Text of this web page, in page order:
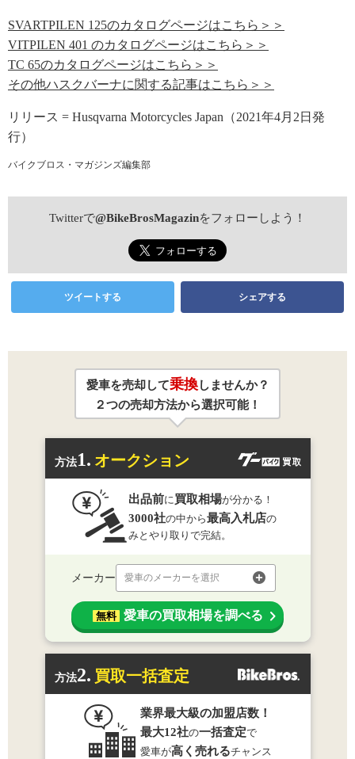
SVARTPILEN 125のカタログページはこちら＞＞
VITPILEN 401 のカタログページはこちら＞＞
TC 65のカタログページはこちら＞＞
その他ハスクバーナに関する記事はこちら＞＞
リリース = Husqvarna Motorcycles Japan（2021年4月2日発
行）
バイクブロス・マガジンズ編集部
Twitterで@BikeBrosMagazinをフォローしよう！
ツイートする シェアする
愛車を売却して乗換しませんか？
２つの売却方法から選択可能！
方法1. オークション
出品前に買取相場が分かる！
3000社の中から最高入札店の
みとやり取りで完結。
メーカー 愛車のメーカーを選択
無料 愛車の買取相場を調べる
方法2. 買取一括査定
業界最大級の加盟店数！
最大12社の一括査定で
愛車が高く売れるチャンス